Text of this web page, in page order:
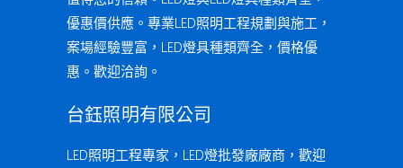
優惠價供應。專業LED照明工程規劃與施工，
案場經驗豐富，LED燈具種類齊全，價格優
惠。歡迎洽詢。
台鈺照明有限公司
LED照明工程專家，LED燈批發廠廠商，歡迎